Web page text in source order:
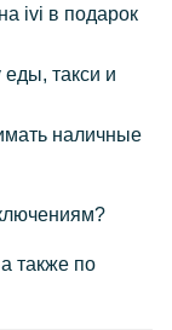
ivi в подарок
еды, такси и
наличные
также по